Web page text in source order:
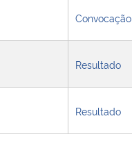
Convocação
Resultado
Resultado